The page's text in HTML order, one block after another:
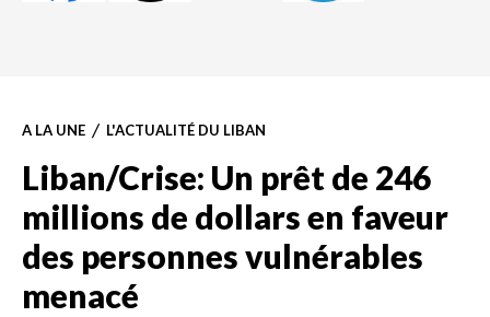
A LA UNE L'ACTUALITÉ DU LIBAN
Liban/Crise: Un prêt de 246
millions de dollars en faveur
des personnes vulnérables
menacé